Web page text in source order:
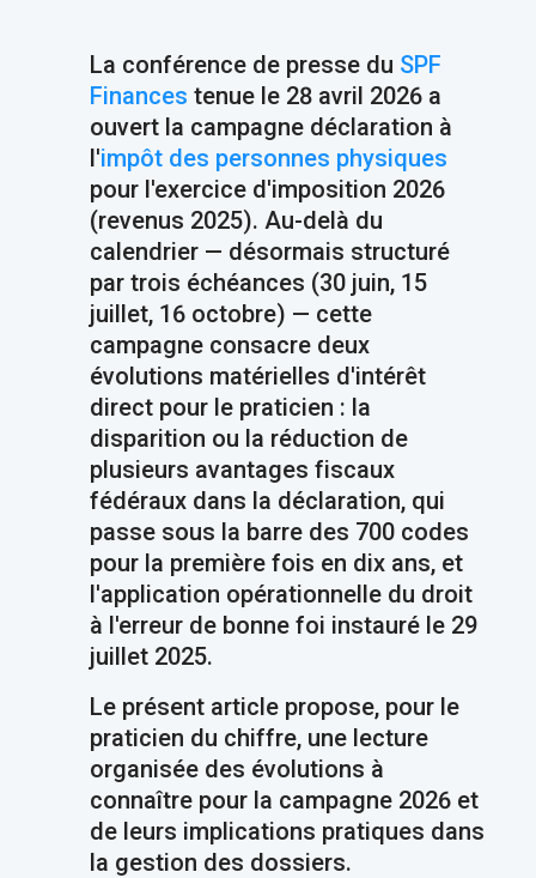
La conférence de presse du SPF
Finances tenue le 28 avril 2026 a
ouvert la campagne déclaration à
l'impôt des personnes physiques
pour l'exercice d'imposition 2026
(revenus 2025). Au-delà du
calendrier — désormais structuré
par trois échéances (30 juin, 15
juillet, 16 octobre) — cette
campagne consacre deux
évolutions matérielles d'intérêt
direct pour le praticien : la
disparition ou la réduction de
plusieurs avantages fiscaux
fédéraux dans la déclaration, qui
passe sous la barre des 700 codes
pour la première fois en dix ans, et
l'application opérationnelle du droit
à l'erreur de bonne foi instauré le 29
juillet 2025.
Le présent article propose, pour le
praticien du chiffre, une lecture
organisée des évolutions à
connaître pour la campagne 2026 et
de leurs implications pratiques dans
la gestion des dossiers.